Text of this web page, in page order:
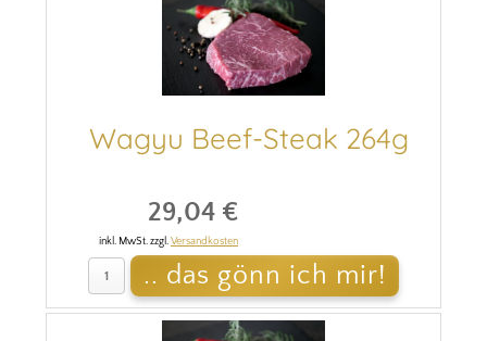
Wagyu Beef-Steak 264g
29,04 €
inkl. MwSt. zzgl.Versandkosten